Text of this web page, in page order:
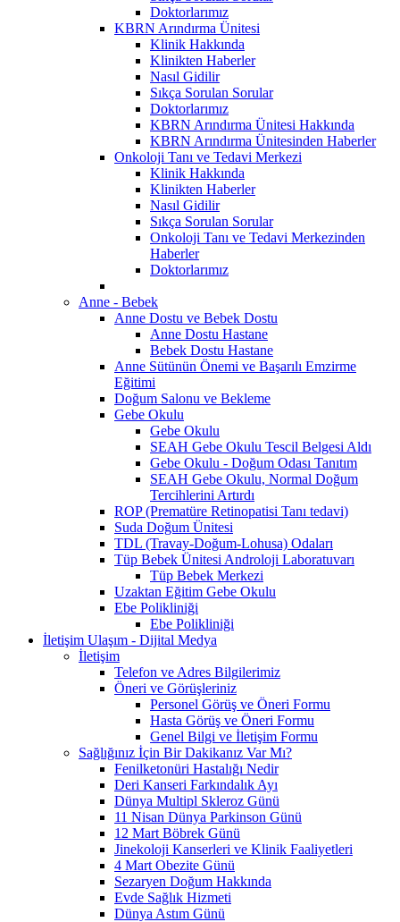
Doktorlarımız
KBRN Arındırma Ünitesi
Klinik Hakkında
Klinikten Haberler
Nasıl Gidilir
Sıkça Sorulan Sorular
Doktorlarımız
KBRN Arındırma Ünitesi Hakkında
KBRN Arındırma Ünitesinden Haberler
Onkoloji Tanı ve Tedavi Merkezi
Klinik Hakkında
Klinikten Haberler
Nasıl Gidilir
Sıkça Sorulan Sorular
Onkoloji Tanı ve Tedavi Merkezinden
Haberler
Doktorlarımız
Anne - Bebek
Anne Dostu ve Bebek Dostu
Anne Dostu Hastane
Bebek Dostu Hastane
Anne Sütünün Önemi ve Başarılı Emzirme
Eğitimi
Doğum Salonu ve Bekleme
Gebe Okulu
Gebe Okulu
SEAH Gebe Okulu Tescil Belgesi Aldı
Gebe Okulu - Doğum Odası Tanıtım
SEAH Gebe Okulu, Normal Doğum
Tercihlerini Artırdı
ROP (Prematüre Retinopatisi Tanı tedavi)
Suda Doğum Ünitesi
TDL (Travay-Doğum-Lohusa) Odaları
Tüp Bebek Ünitesi Androloji Laboratuvarı
Tüp Bebek Merkezi
Uzaktan Eğitim Gebe Okulu
Ebe Polikliniği
Ebe Polikliniği
İletişim Ulaşım - Dijital Medya
İletişim
Telefon ve Adres Bilgilerimiz
Öneri ve Görüşleriniz
Personel Görüş ve Öneri Formu
Hasta Görüş ve Öneri Formu
Genel Bilgi ve İletişim Formu
Sağlığınız İçin Bir Dakikanız Var Mı?
Fenilketonüri Hastalığı Nedir
Deri Kanseri Farkındalık Ayı
Dünya Multipl Skleroz Günü
11 Nisan Dünya Parkinson Günü
12 Mart Böbrek Günü
Jinekoloji Kanserleri ve Klinik Faaliyetleri
4 Mart Obezite Günü
Sezaryen Doğum Hakkında
Evde Sağlık Hizmeti
Dünya Astım Günü